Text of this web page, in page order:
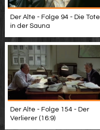
Der Alte - Folge 94 - Die Tote
in der Sauna
Der Alte - Folge 154 - Der
Verlierer (16:9)